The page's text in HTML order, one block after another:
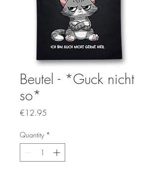
Beutel - *Guck nicht
so*
€12.95
Quantity *